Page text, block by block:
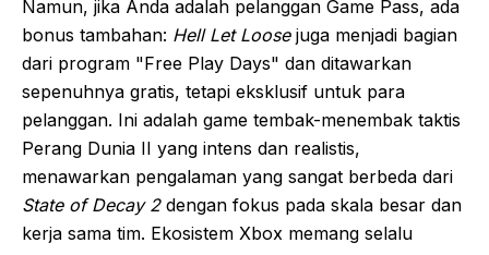
Namun, jika Anda adalah pelanggan Game Pass, ada
bonus tambahan: Hell Let Loosejuga menjadi bagian
dari program "Free Play Days" dan ditawarkan
sepenuhnya gratis, tetapi eksklusif untuk para
pelanggan. Ini adalah game tembak-menembak taktis
Perang Dunia II yang intens dan realistis,
menawarkan pengalaman yang sangat berbeda dari
State of Decay 2dengan fokus pada skala besar dan
kerja sama tim. Ekosistem Xbox memang selalu